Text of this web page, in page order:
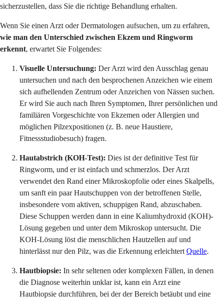
sicherzustellen, dass Sie die richtige Behandlung erhalten.
Wenn Sie einen Arzt oder Dermatologen aufsuchen, um zu erfahren,
wie man den Unterschied zwischen Ekzem und Ringworm
erkennt, erwartet Sie Folgendes:
Visuelle Untersuchung: Der Arzt wird den Ausschlag genau
untersuchen und nach den besprochenen Anzeichen wie einem
sich aufhellenden Zentrum oder Anzeichen von Nässen suchen.
Er wird Sie auch nach Ihren Symptomen, Ihrer persönlichen und
familiären Vorgeschichte von Ekzemen oder Allergien und
möglichen Pilzexpositionen (z. B. neue Haustiere,
Fitnessstudiobesuch) fragen.
Hautabstrich (KOH-Test): Dies ist der definitive Test für
Ringworm, und er ist einfach und schmerzlos. Der Arzt
verwendet den Rand einer Mikroskopfolie oder eines Skalpells,
um sanft ein paar Hautschuppen von der betroffenen Stelle,
insbesondere vom aktiven, schuppigen Rand, abzuschaben.
Diese Schuppen werden dann in eine Kaliumhydroxid (KOH)-
Lösung gegeben und unter dem Mikroskop untersucht. Die
KOH-Lösung löst die menschlichen Hautzellen auf und
hinterlässt nur den Pilz, was die Erkennung erleichtert Quelle.
Hautbiopsie: In sehr seltenen oder komplexen Fällen, in denen
die Diagnose weiterhin unklar ist, kann ein Arzt eine
Hautbiopsie durchführen, bei der der Bereich betäubt und eine